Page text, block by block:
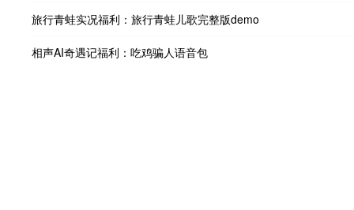
旅行青蛙实况福利：旅行青蛙儿歌完整版demo
相声AI奇遇记福利：吃鸡骗人语音包